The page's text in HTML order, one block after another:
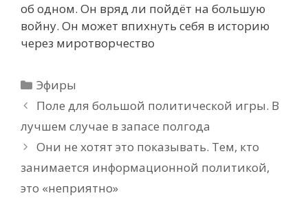
об одном. Он вряд ли пойдёт на большую
войну. Он может впихнуть себя в историю
через миротворчество
Рубрики
Эфиры
Поле для большой политической игры. В
лучшем случае в запасе полгода
Они не хотят это показывать. Тем, кто
занимается информационной политикой,
это «неприятно»